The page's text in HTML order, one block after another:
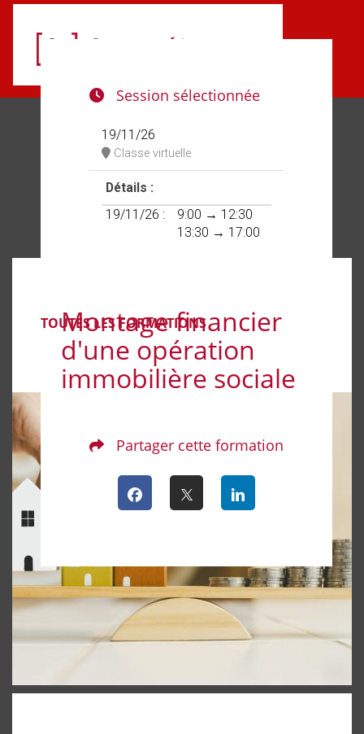
Montage financier
d'une opération
immobilière sociale
Session sélectionnée
19/11/26
Classe virtuelle
Détails :
19/11/26 :
9:00 → 12:30
13:30 → 17:00
TOUTES LES FORMATIONS
Partager cette formation